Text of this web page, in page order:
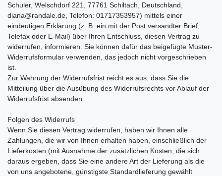
Schuler, Welschdorf 221, 77761 Schiltach, Deutschland,
diana@randale.de, Telefon: 01717353957) mittels einer
eindeutigen Erklärung (z. B. ein mit der Post versandter Brief,
Telefax oder E-Mail) über Ihren Entschluss, diesen Vertrag zu
widerrufen, informieren. Sie können dafür das beigefügte Muster-
Widerrufsformular verwenden, das jedoch nicht vorgeschrieben
ist.
Zur Wahrung der Widerrufsfrist reicht es aus, dass Sie die
Mitteilung über die Ausübung des Widerrufsrechts vor Ablauf der
Widerrufsfrist absenden.
Folgen des Widerrufs
Wenn Sie diesen Vertrag widerrufen, haben wir Ihnen alle
Zahlungen, die wir von Ihnen erhalten haben, einschließlich der
Lieferkosten (mit Ausnahme der zusätzlichen Kosten, die sich
daraus ergeben, dass Sie eine andere Art der Lieferung als die
von uns angebotene, günstigste Standardlieferung gewählt